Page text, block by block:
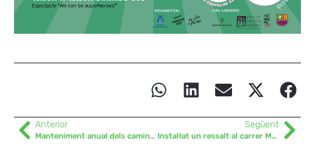
Anterior
Manteniment anual dels camins de terme
Següent
Instal·lat un ressalt al carrer Mollerussa